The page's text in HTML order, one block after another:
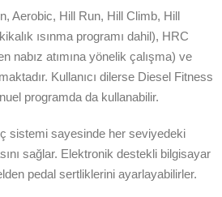
Aerobic, Hill Run, Hill Climb, Hill
ısınma programı dahil), HRC
nabız atımına yönelik çalışma) ve
Kullanıcı dilerse Diesel Fitness
programda da kullanabilir.
sistemi sayesinde her seviyedeki
sağlar. Elektronik destekli bilgisayar
pedal sertliklerini ayarlayabilirler.